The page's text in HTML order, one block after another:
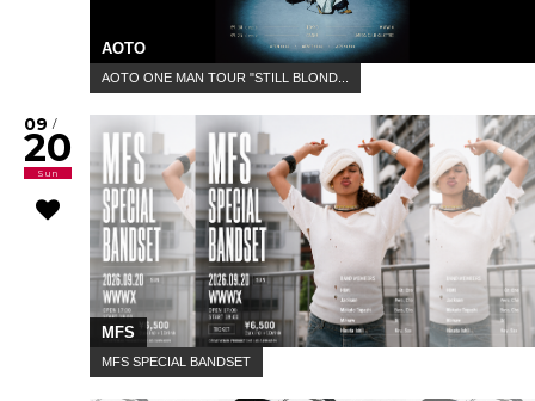
AOTO
AOTO ONE MAN TOUR "STILL BLOND...
09 /
20
Sun
MFS
MFS SPECIAL BANDSET